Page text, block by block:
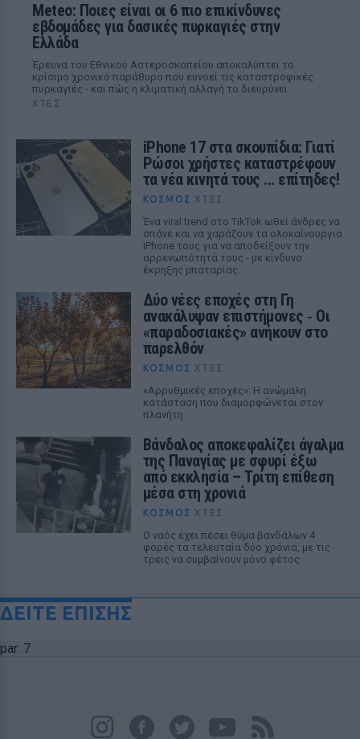
Meteo: Ποιες είναι οι 6 πιο επικίνδυνες
εβδομάδες για δασικές πυρκαγιές στην
Ελλάδα
Έρευνα του Εθνικού Αστεροσκοπείου αποκαλύπτει το
κρίσιμο χρονικό παράθυρο που ευνοεί τις καταστροφικές
πυρκαγιές - και πώς η κλιματική αλλαγή το διευρύνει.
ΧΤΕΣ
iPhone 17 στα σκουπίδια: Γιατί
Ρώσοι χρήστες καταστρέφουν
τα νέα κινητά τους ... επίτηδες!
ΚΌΣΜΟΣ ΧΤΕΣ
Ένα viral trend στο TikTok ωθεί άνδρες να
σπάνε και να χαράζουν τα ολοκαίνουργια
iPhone τους για να αποδείξουν την
αρρενωπότητά τους - με κίνδυνο
έκρηξης μπαταρίας.
Δύο νέες εποχές στη Γη
ανακάλυψαν επιστήμονες ‑ Oι
«παραδοσιακές» ανήκουν στο
παρελθόν
ΚΌΣΜΟΣ ΧΤΕΣ
«Αρρυθμικές εποχές»: Η ανώμαλη
κατάσταση που διαμορφώνεται στον
πλανήτη
Βάνδαλος αποκεφαλίζει άγαλμα
της Παναγίας με σφυρί έξω
από εκκλησία – Τρίτη επίθεση
μέσα στη χρονιά
ΚΌΣΜΟΣ ΧΤΕΣ
Ο ναός έχει πέσει θύμα βανδάλων 4
φορές τα τελευταία δύο χρόνια, με τις
τρεις να συμβαίνουν μόνο φέτος
ΔΕΙΤΕ ΕΠΙΣΗΣ
par: 7